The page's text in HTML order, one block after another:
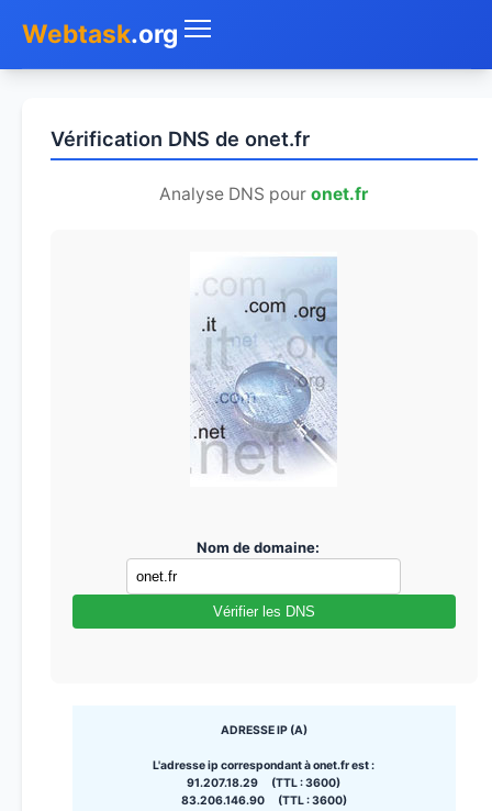
Webtask.org
Whois
Vérification DNS de onet.fr
Analyse DNS pouronet.fr
Nom de domaine:
Vérifier les DNS
ADRESSE IP (A)
L'adresse ip correspondant à onet.fr est :
91.207.18.29 (TTL : 3600)
83.206.146.90 (TTL : 3600)